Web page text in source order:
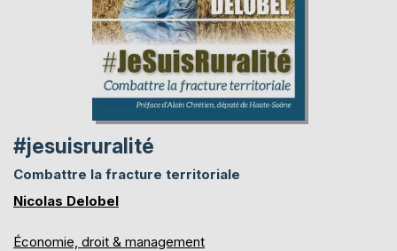
#jesuisruralité
Combattre la fracture territoriale
Nicolas Delobel
Économie, droit & management